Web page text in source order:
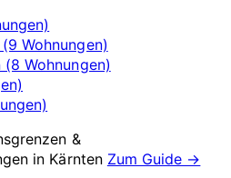
Wohnungen)
Wohnungen)
&
in Kärnten Zum Guide →